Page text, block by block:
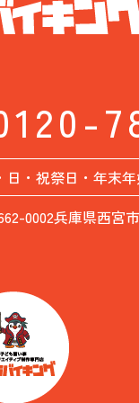
・祝祭日・年末年
0002兵庫県西宮